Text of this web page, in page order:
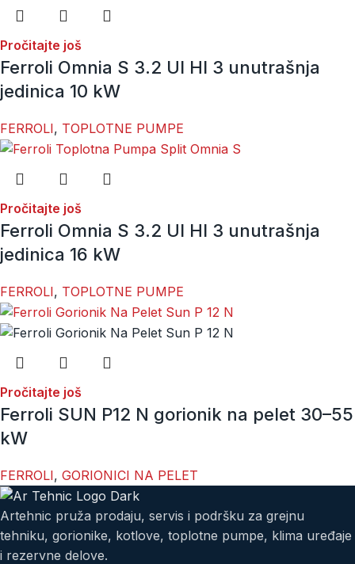
Pročitajte još
Ferroli Omnia S 3.2 UI HI 3 unutrašnja
jedinica 10 kW
FERROLI, TOPLOTNE PUMPE
Pročitajte još
Ferroli Omnia S 3.2 UI HI 3 unutrašnja
jedinica 16 kW
FERROLI, TOPLOTNE PUMPE
Pročitajte još
Ferroli SUN P12 N gorionik na pelet 30–55
kW
FERROLI, GORIONICI NA PELET
Artehnic pruža prodaju, servis i podršku za grejnu
tehniku, gorionike, kotlove, toplotne pumpe, klima uređaje
i rezervne delove.